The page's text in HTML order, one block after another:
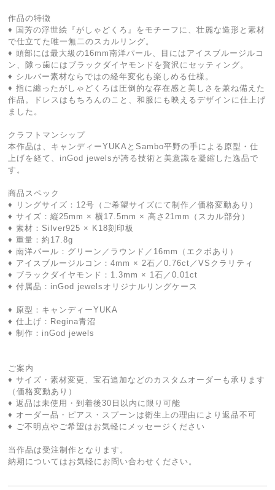
作品の特徴
♦ 国芳の浮世絵『がしゃどくろ』をモチーフに、壮麗な造形と素材
で仕立てた唯一無二のスカルリング。
♦ 頭部には最大級の16mm南洋パール、目にはアイスブルージルコ
ン、隙っ歯にはブラックダイヤモンドを贅沢にセッティング。
♦ シルバー素材ならではの経年変化も楽しめる仕様。
♦ 指に纏ったがしゃどくろは圧倒的な存在感と美しさを兼ね備えた
作品。ドレスはもちろんのこと、和服にも映えるデザインに仕上げ
ました。
クラフトマンシップ
本作品は、キャンディーYUKAとSambo平野の手による原型・仕
上げを経て、inGod jewelsが誇る技術と美意識を凝縮した逸品で
す。
商品スペック
♦ リングサイズ：12号（ご希望サイズにて制作／価格変動あり）
♦ サイズ：縦25mm × 横17.5mm × 高さ21mm（スカル部分）
♦ 素材：Silver925 × K18刻印板
♦ 重量：約17.8g
♦ 南洋パール：グリーン／ラウンド／16mm（エクボあり）
♦ アイスブルージルコン：4mm × 2石／0.76ct／VSクラリティ
♦ ブラックダイヤモンド：1.3mm × 1石／0.01ct
♦ 付属品：inGod jewelsオリジナルリングケース
♦ 原型：キャンディーYUKA
♦ 仕上げ：Regina青沼
♦ 制作：inGod jewels
ご案内
♦ サイズ・素材変更、宝石追加などのカスタムオーダーも承ります
（価格変動あり）
♦ 返品は未使用・到着後30日以内に限り可能
♦ オーダー品・ピアス・スプーンは衛生上の理由により返品不可
♦ ご不明点やご希望はお気軽にメッセージください
当作品は受注制作となります。
納期についてはお気軽にお問い合わせください。